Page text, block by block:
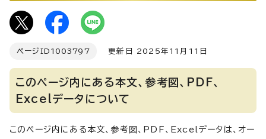
ページID 1003797 更新日 2025年11月11日
このページ内にある本文、参考図、PDF、
Excelデータについて
このページ内にある本文、参考図、PDF、Excelデータは、オー